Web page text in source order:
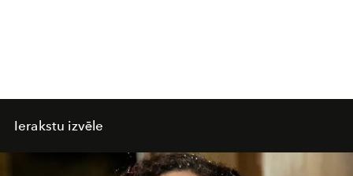
Ierakstu izvēle